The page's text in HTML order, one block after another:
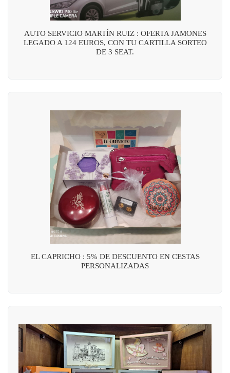
AUTO SERVICIO MARTÍN RUIZ : OFERTA JAMONES
LEGADO A 124 EUROS, CON TU CARTILLA SORTEO
DE 3 SEAT.
EL CAPRICHO : 5% DE DESCUENTO EN CESTAS
PERSONALIZADAS